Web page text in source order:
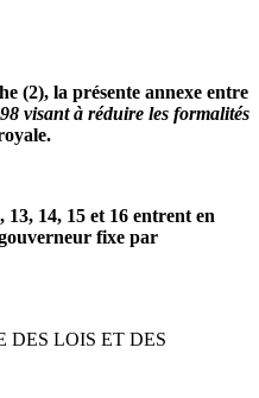
(2), la présente annexe entre
visant à réduire les formalités
13, 14, 15 et 16 entrent en
fixe par
DES LOIS ET DES